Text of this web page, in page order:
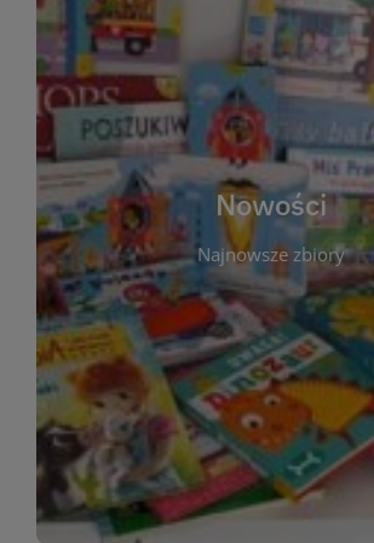
Nowości
Najnowsze zbiory
W tej sekcji prezentujemy
audiobooki oraz filmy, które właśnie
zbiorów Miejskiej Biblioteki
Starachowicach. Regularnie
aby Czytelnicy mogli na bieżąco
tytuły i najciekawsze premiery
pozycja opatrzona jest krótkim
informacją o dostępności w katalogu.
do częstych odwiedzin – nowości
niemal każdego tygodnia! Dzięki tej
zawsze będziesz wiedzieć, co warto
jako pierwsze.
WIĘCEJ